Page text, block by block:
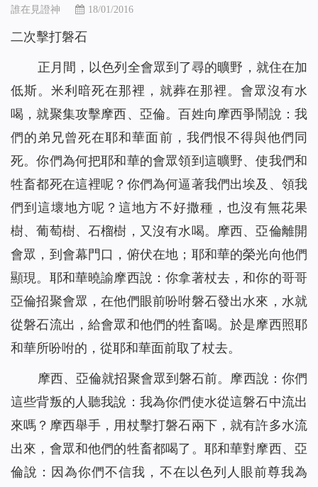
誰在見證神 18/01/2016
二次擊打磐石
正月間，以色列全會眾到了尋的曠野，就住在加
低斯。米利暗死在那裡，就葬在那裡。會眾沒有水
喝，就聚集攻擊摩西、亞倫。百姓向摩西爭鬧說：我
們的弟兄曾死在耶和華面前，我們恨不得與他們同
死。你們為何把耶和華的會眾領到這曠野、使我們和
牲畜都死在這裡呢？你們為何逼著我們出埃及、領我
們到這壞地方呢？這地方不好撒種，也沒有無花果
樹、葡萄樹、石榴樹，又沒有水喝。摩西、亞倫離開
會眾，到會幕門口，俯伏在地；耶和華的榮光向他們
顯現。耶和華曉諭摩西說：你拿著杖去，和你的哥哥
亞倫招聚會眾，在他們眼前吩咐磐石發出水來，水就
從磐石流出，給會眾和他們的牲畜喝。於是摩西照耶
和華所吩咐的，從耶和華面前取了杖去。
摩西、亞倫就招聚會眾到磐石前。摩西說：你們
這些背叛的人聽我說：我為你們使水從這磐石中流出
來嗎？摩西舉手，用杖擊打磐石兩下，就有許多水流
出來，會眾和他們的牲畜都喝了。耶和華對摩西、亞
倫說：因為你們不信我，不在以色列人眼前尊我為